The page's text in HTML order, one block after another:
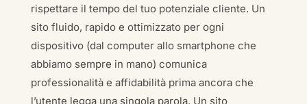
rispettare il tempo del tuo potenziale cliente. Un
sito fluido, rapido e ottimizzato per ogni
dispositivo (dal computer allo smartphone che
abbiamo sempre in mano) comunica
professionalità e affidabilità prima ancora che
l’utente legga una singola parola. Un sito